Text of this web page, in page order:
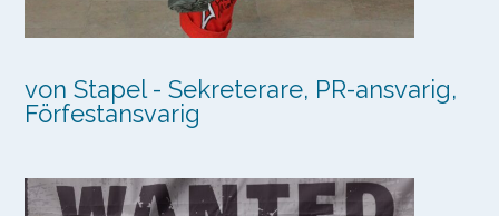
von Stapel - Sekreterare, PR-ansvarig,
Förfestansvarig